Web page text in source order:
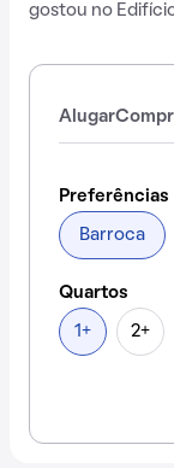
gostou no
Alugar
Preferências
Barroca
Quartos
1+ 2+